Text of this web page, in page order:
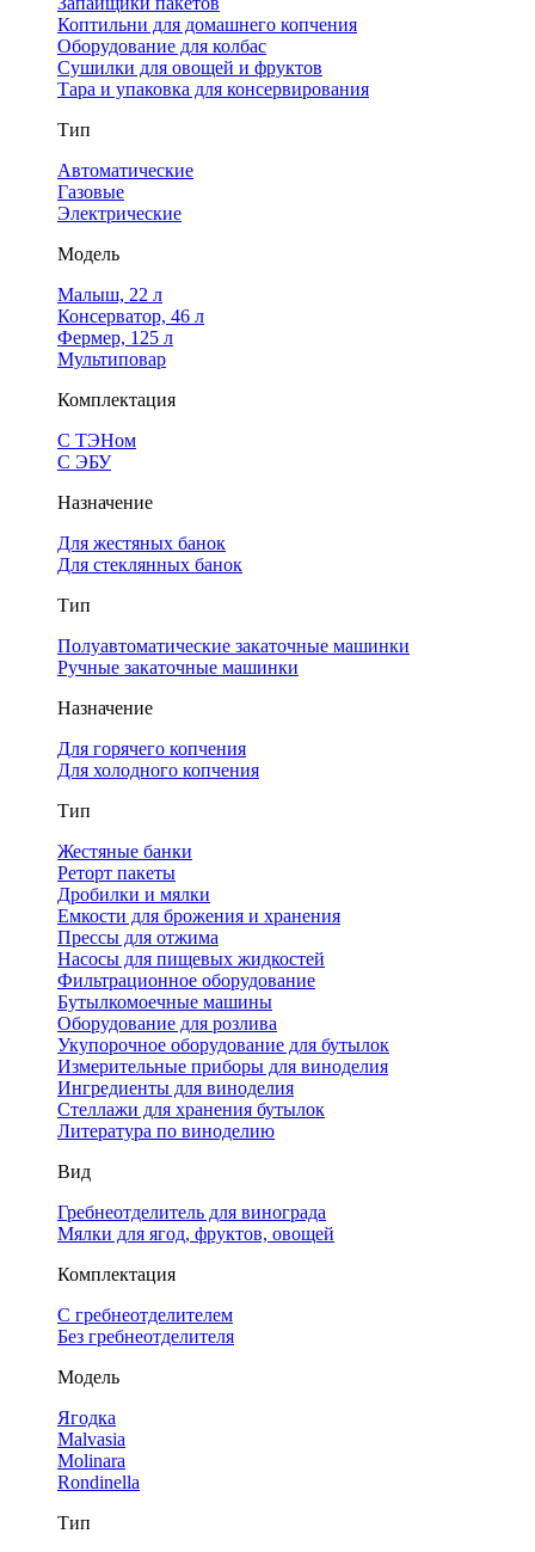
Коптильни для домашнего копчения
Оборудование для колбас
Сушилки для овощей и фруктов
Тара и упаковка для консервирования
Тип
Автоматические
Газовые
Электрические
Модель
Малыш, 22 л
Консерватор, 46 л
Фермер, 125 л
Мультиповар
Комплектация
С ТЭНом
С ЭБУ
Назначение
Для жестяных банок
Для стеклянных банок
Тип
Полуавтоматические закаточные машинки
Ручные закаточные машинки
Назначение
Для горячего копчения
Для холодного копчения
Тип
Жестяные банки
Реторт пакеты
Дробилки и мялки
Емкости для брожения и хранения
Прессы для отжима
Насосы для пищевых жидкостей
Фильтрационное оборудование
Бутылкомоечные машины
Оборудование для розлива
Укупорочное оборудование для бутылок
Измерительные приборы для виноделия
Ингредиенты для виноделия
Стеллажи для хранения бутылок
Литература по виноделию
Вид
Гребнеотделитель для винограда
Мялки для ягод, фруктов, овощей
Комплектация
С гребнеотделителем
Без гребнеотделителя
Модель
Ягодка
Malvasia
Molinara
Rondinella
Тип